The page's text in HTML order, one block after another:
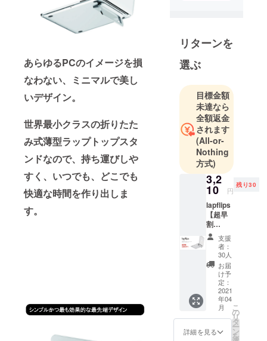
あらゆるPCのイメージを損
なわない、ミニマルで美し
いデザイン。
世界最小クラスの折りたた
み式薄型ラップトップスタ
ンドなので、持ち運びしや
すく、いつでも、どこでも
快適な時間を作り出しま
す。
ングッズの
輸出入・流
通を行なっ
ておりま
す。
日常生活か
ら生まれる
「こんなも
のがあった
らいい」、
そんなアイ
デアをデザ
インしま
日々の生活
をより楽し
くするアイ
テムをご紹
介してまい
リターンを
選ぶ
目標金額
未達なら
全額返金
されます
(All-or-
Nothing
方式)
3,2
10 円
残り30
lapflips
【超早
割
25%OF
F】 * 数
量限定
30名様
* 税・送
料込み
〈内
容〉
lapflips
× 1 ご希
望のカ
ラーを
支援
者：
30人
お届
け予
定：
2021
年04
月
詳細を見る
こ
の
リ
タ
ー
ン
を